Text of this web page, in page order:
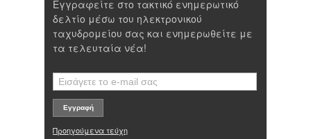
Εγγραφείτε στο τακτικό ενημερωτικό
δελτίο μέσω του ηλεκτρονικού
ταχυδρομείου σας και ενημερωθείτε με
τα τελευταία νέα!
Προηγούμενα τεύχη